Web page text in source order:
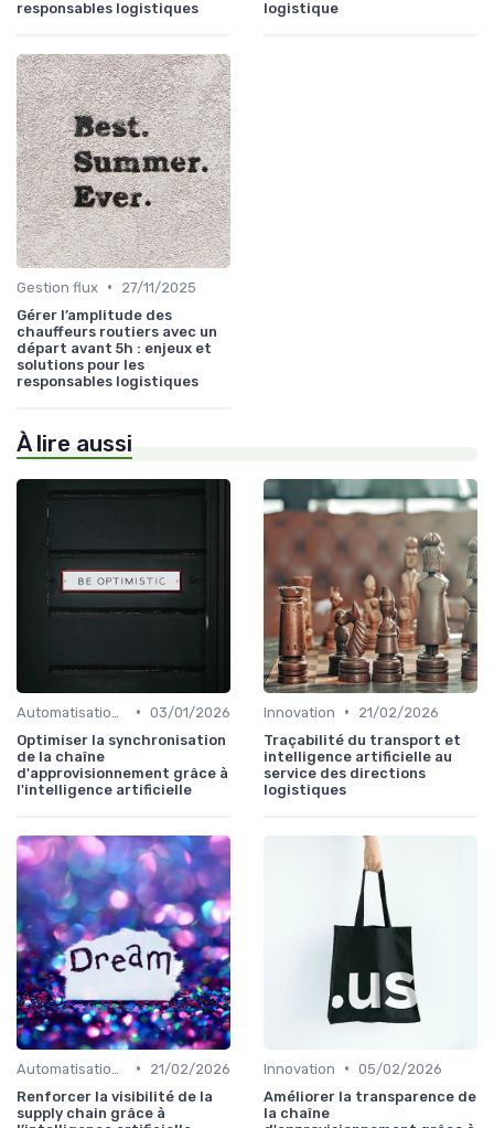
responsables logistiques logistique
Gestion flux •
27/11/2025
Gérer l’amplitude des
chauffeurs routiers avec un
départ avant 5h : enjeux et
solutions pour les
responsables logistiques
À lire aussi
• 03/01/2026
Optimiser la synchronisation
de la chaîne
d'approvisionnement grâce à
l'intelligence artificielle
Innovation •
21/02/2026
Traçabilité du transport et
intelligence artificielle au
service des directions
logistiques
•
21/02/2026
Renforcer la visibilité de la
supply chain grâce à
Innovation • 05/02/2026
Améliorer la transparence de
la chaîne